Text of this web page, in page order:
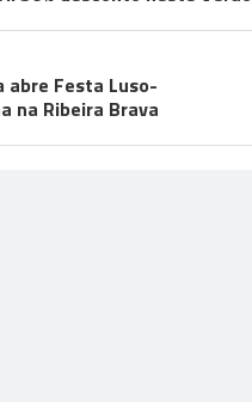
abre Festa Luso-
na Ribeira Brava